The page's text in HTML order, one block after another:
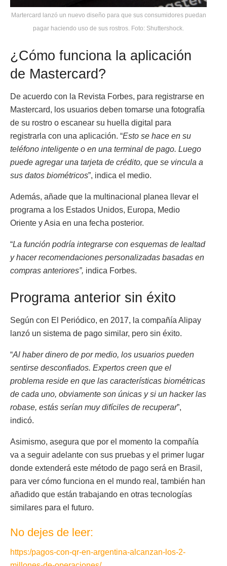
Martercard lanzó un nuevo diseño para que sus consumidores puedan
pagar haciendo uso de sus rostros. Foto: Shuttershock.
¿Cómo funciona la aplicación
de Mastercard?
De acuerdo con la Revista Forbes, para registrarse en
Mastercard, los usuarios deben tomarse una fotografía
de su rostro o escanear su huella digital para
registrarla con una aplicación. “Esto se hace en su
teléfono inteligente o en una terminal de pago. Luego
puede agregar una tarjeta de crédito, que se vincula a
sus datos biométricos”, indica el medio.
Además, añade que la multinacional planea llevar el
programa a los Estados Unidos, Europa, Medio
Oriente y Asia en una fecha posterior.
“La función podría integrarse con esquemas de lealtad
y hacer recomendaciones personalizadas basadas en
compras anteriores”, indica Forbes.
Programa anterior sin éxito
Según con El Periódico, en 2017, la compañía Alipay
lanzó un sistema de pago similar, pero sin éxito.
“Al haber dinero de por medio, los usuarios pueden
sentirse desconfiados. Expertos creen que el
problema reside en que las características biométricas
de cada uno, obviamente son únicas y si un hacker las
robase, estás serían muy difíciles de recuperar”,
indicó.
Asimismo, asegura que por el momento la compañía
va a seguir adelante con sus pruebas y el primer lugar
donde extenderá este método de pago será en Brasil,
para ver cómo funciona en el mundo real, también han
añadido que están trabajando en otras tecnologías
similares para el futuro.
No dejes de leer:
https:/pagos-con-qr-en-argentina-alcanzan-los-2-